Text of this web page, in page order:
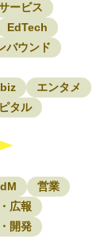
ービス
EdTech
バウンド
エンタメ
タル
営業
広報
開発